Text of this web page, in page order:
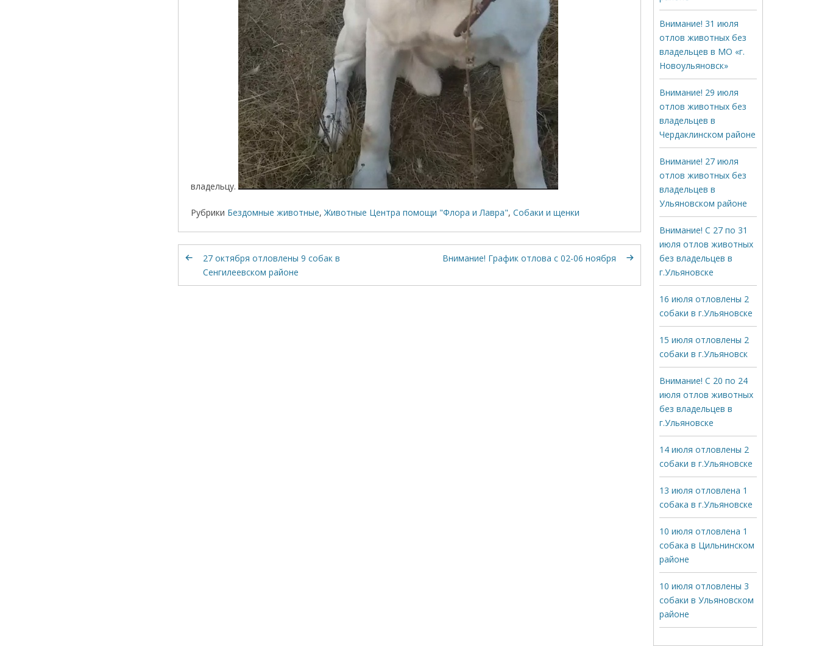
владельцу.
Рубрики Бездомные животные,Животные Центра помощи "Флора и Лавра", Собаки и щенки
27 октября отловлены 9 собак в
Сенгилеевском районе
Внимание! График отлова с 02-06 ноября
Внимание! 31 июля
отлов животных без
владельцев в МО «г.
Новоульяновск»
Внимание! 29 июля
отлов животных без
владельцев в
Чердаклинском районе
Внимание! 27 июля
отлов животных без
владельцев в
Ульяновском районе
Внимание! С 27 по 31
июля отлов животных
без владельцев в
г.Ульяновске
16 июля отловлены 2
собаки в г.Ульяновске
15 июля отловлены 2
собаки в г.Ульяновск
Внимание! С 20 по 24
июля отлов животных
без владельцев в
г.Ульяновске
14 июля отловлены 2
собаки в г.Ульяновске
13 июля отловлена 1
собака в г.Ульяновске
10 июля отловлена 1
собака в Цильнинском
районе
10 июля отловлены 3
собаки в Ульяновском
районе